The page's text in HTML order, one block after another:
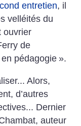
entretien, il
velléités du
ouvrier
de
pédagogie ».
Alors,
d’autres
Dernier
auteur